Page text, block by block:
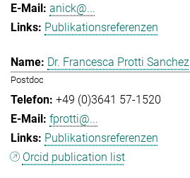
anick@...
Publikationsreferenzen
Dr. Francesca Protti Sanchez
Postdoc
+49 (0)3641 57-1520
fprotti@...
Publikationsreferenzen
Orcid publication list